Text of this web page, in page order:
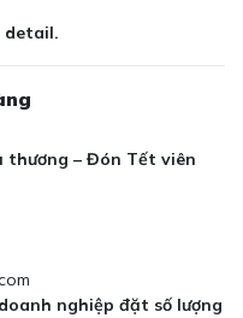
detail.
thương – Đón Tết viên
nghiệp đặt số lượng